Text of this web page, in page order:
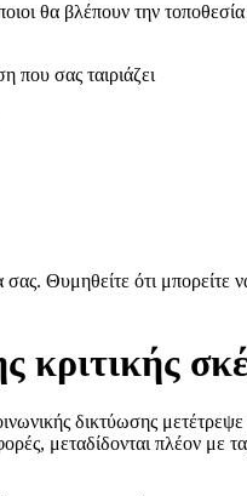
θα βλέπουν την
που σας ταιριάζει
Θυμηθείτε ότι μπορείτε
κριτικής
δικτύωσης
μεταδίδονται πλέον